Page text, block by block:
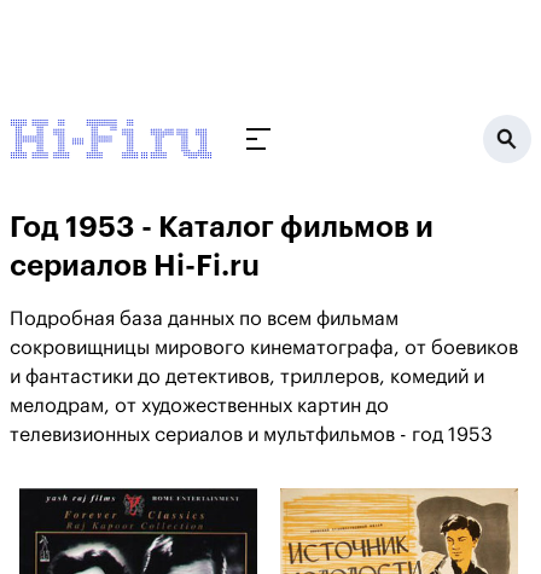
Год 1953 - Каталог фильмов и
сериалов Hi-Fi.ru
Подробная база данных по всем фильмам
сокровищницы мирового кинематографа, от боевиков
и фантастики до детективов, триллеров, комедий и
мелодрам, от художественных картин до
телевизионных сериалов и мультфильмов - год 1953